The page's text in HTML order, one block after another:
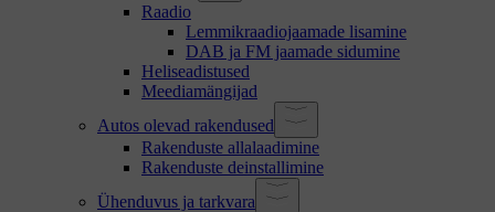
Raadio
Lemmikraadiojaamade lisamine
DAB ja FM jaamade sidumine
Heliseadistused
Meediamängijad
Autos olevad rakendused
Rakenduste allalaadimine
Rakenduste deinstallimine
Ühenduvus ja tarkvara